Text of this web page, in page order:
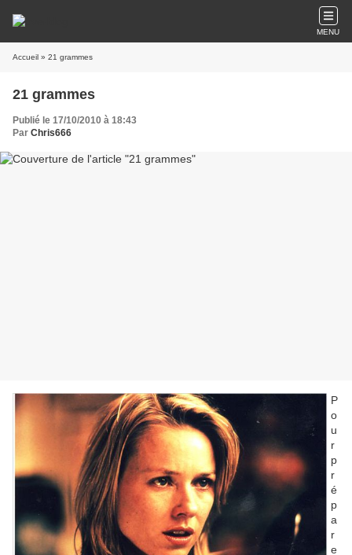
MENU
Accueil » 21 grammes
21 grammes
Publié le 17/10/2010 à 18:43
Par Chris666
P
o
u
r
p
r
é
p
a
r
e